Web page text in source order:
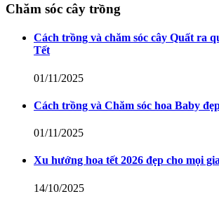
Chăm sóc cây trồng
Cách trồng và chăm sóc cây Quất ra
Tết
01/11/2025
Cách trồng và Chăm sóc hoa Baby
01/11/2025
Xu hướng hoa tết 2026 đẹp cho mọi
14/10/2025